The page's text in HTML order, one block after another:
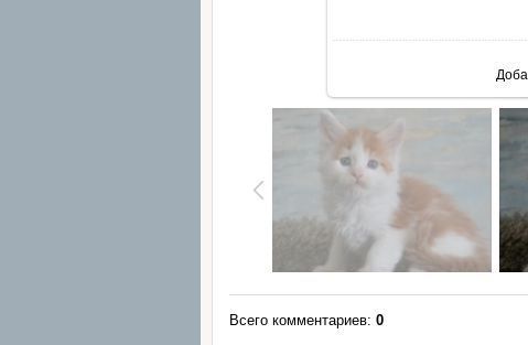
В
Всего комментариев: 0